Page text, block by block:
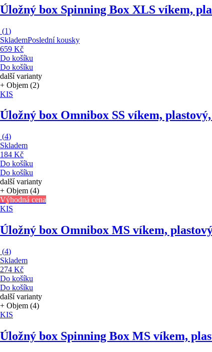
Úložný box Spinning Box XLS víkem,
(1)
SklademPoslední kousky
659 Kč
Do košíku
Do košíku
další varianty
+ Objem (2)
KIS
Úložný box Omnibox SS víkem,
(4)
Skladem
184 Kč
Do košíku
Do košíku
další varianty
+ Objem (4)
Výhodná cena
KIS
Úložný box Omnibox MS víkem,
(4)
Skladem
274 Kč
Do košíku
Do košíku
další varianty
+ Objem (4)
KIS
Úložný box Spinning Box MS víkem,